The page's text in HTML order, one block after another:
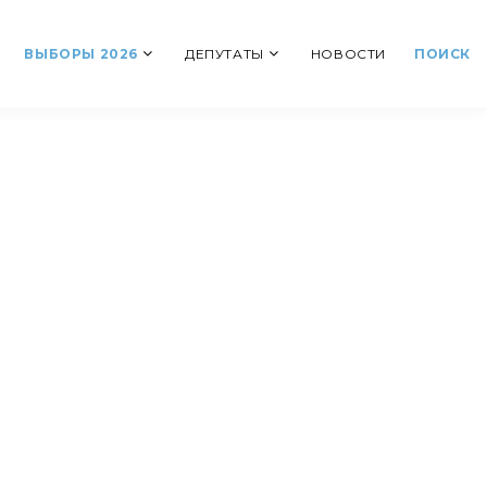
ВЫБОРЫ 2026 ДЕПУТАТЫ НОВОСТИ ПОИСК